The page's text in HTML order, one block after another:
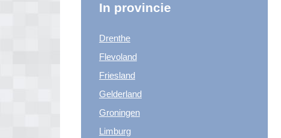
In provincie
Drenthe
Flevoland
Friesland
Gelderland
Groningen
Limburg